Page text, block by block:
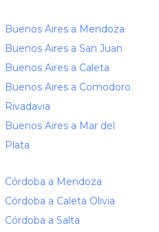
Buenos Aires a Mendoza
Buenos Aires a San Juan
Buenos Aires a Caleta
Buenos Aires a Comodoro
Rivadavia
Buenos Aires a Mar del
Plata
Córdoba a Mendoza
Córdoba a Caleta Olivia
Córdoba a Salta